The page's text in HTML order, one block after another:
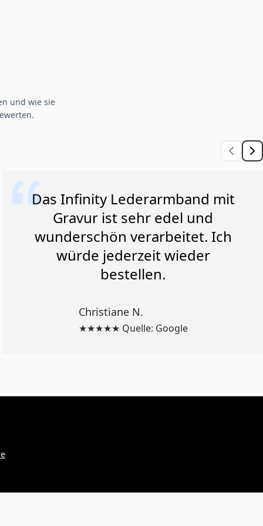
und wie sie
Das Infinity Lederarmband mit
Gravur ist sehr edel und
wunderschön verarbeitet. Ich
würde jederzeit wieder
bestellen.
Christiane N.
★★★★★ Quelle: Google